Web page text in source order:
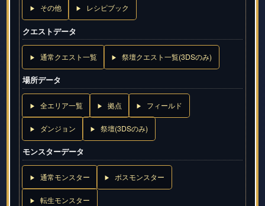
その他 レシピブック
クエストデータ
通常クエスト一覧 祭壇クエスト一覧(3DSのみ)
場所データ
全エリア一覧 拠点 フィールド
ダンジョン 祭壇(3DSのみ)
モンスターデータ
通常モンスター ボスモンスター
転生モンスター